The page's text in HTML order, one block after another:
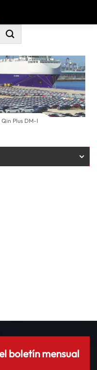
Qin Plus DM-I
boletín mensual